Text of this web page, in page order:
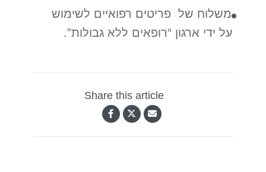
משלוח של פריטים רפואיים לשימוש
על ידי ארגון “רופאים ללא גבולות”.
Share this article